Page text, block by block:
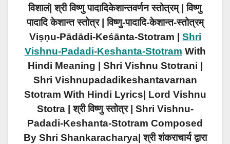
विशालं| श्री विष्णु पादादिकेशान्तवर्णन स्तोत्रम् | विष्णु
पादादि केशान्त स्तोत्र |विष्णु-पादादि-केशान्त-स्तोत्रम्
Viṣṇu-Pādādi-Keśānta-Stotram | Shri
Vishnu-Padadi-Keshanta-Stotram With
Hindi Meaning | Shri Vishnu Stotrani |
Shri Vishnupadadikeshantavarnan
Stotram With Hindi Lyrics| Lord Vishnu
Stotra | श्री विष्णु स्तोत्र | Shri Vishnu-
Padadi-Keshanta-Stotram Composed
By Shri Shankaracharya| श्री शंकराचार्य द्वारा